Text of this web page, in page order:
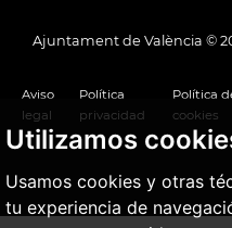
Utilizamos
Usamos cookies y otras
tu experiencia de
Ajuntament de València ©
Aviso
legal
Política
privacidad
Política
cookies